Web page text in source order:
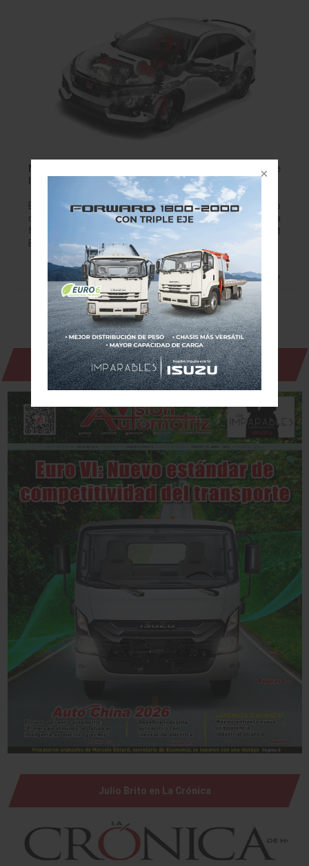
Motores de Honda Civic Type R y Clarity Fuel Cell entre
los 10 mejores
Estableciendo los estándares en vehículos desde alto
desempeño hasta cero-emisiones de largo radio, Honda
fue honrada con dos premios 2018 Wards 10 Best
Engines para los motores 2.0 litros turbo del Civic…
Leer más »
Revista Digital
Julio Brito en La Crónica